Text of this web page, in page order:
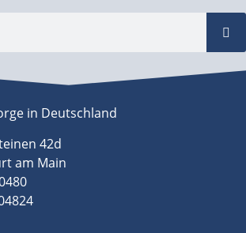
in Deutschland
42d
am Main